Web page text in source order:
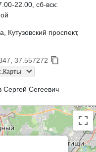
22.00, сб-вск:
Кутузовский проспект,
37.557272
Сергей Сегеевич